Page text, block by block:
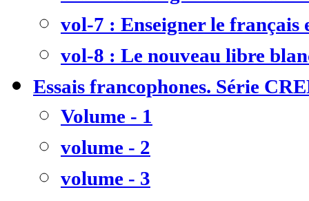
vol-7 : Enseigner le
vol-8 : Le nouveau libre
Essais francophones. Série
Volume - 1
volume - 2
volume - 3